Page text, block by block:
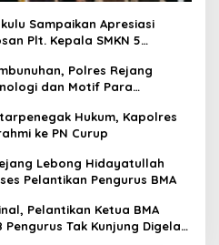
Sampaikan Apresiasi
Plt. Kepala SMKN 5
Polres Rejang
dan Motif Para
Hukum, Kapolres
ke PN Curup
Lebong Hidayatullah
Pelantikan Pengurus BMA
Pelantikan Ketua BMA
Tak Kunjung Digelar,